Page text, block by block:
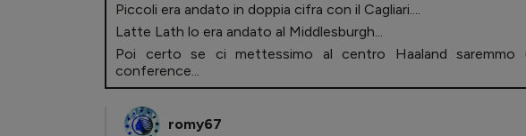
Piccoli era andato in doppia cifra con il Cagliari....
Latte Lath lo era andato al Middlesburgh...
Poi certo se ci mettessimo al centro Haaland saremmo
conference...
romy67